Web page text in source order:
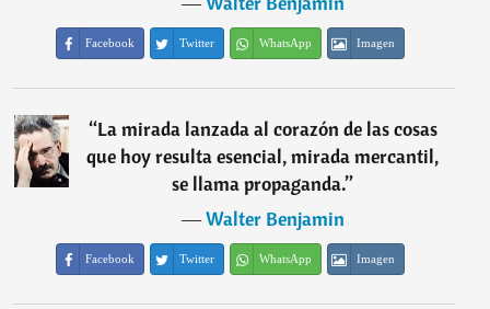
Facebook Twitter WhatsApp Imagen
“La mirada lanzada al corazón de las cosas
que hoy resulta esencial, mirada mercantil,
se llama propaganda.”
―Walter Benjamin
Facebook Twitter WhatsApp Imagen